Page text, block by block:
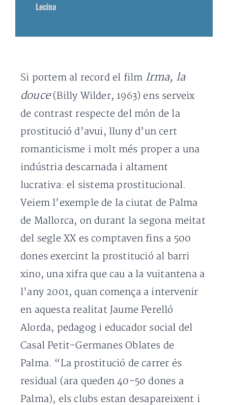
Lecina
Si portem al record el film Irma, la
douce (Billy Wilder, 1963) ens serveix
de contrast respecte del món de la
prostitució d’avui, lluny d’un cert
romanticisme i molt més proper a una
indústria descarnada i altament
lucrativa: el sistema prostitucional.
Veiem l’exemple de la ciutat de Palma
de Mallorca, on durant la segona meitat
del segle XX es comptaven fins a 500
dones exercint la prostitució al barri
xino, una xifra que cau a la vuitantena a
l’any 2001, quan comença a intervenir
en aquesta realitat Jaume Perelló
Alorda, pedagog i educador social del
Casal Petit-Germanes Oblates de
Palma. “La prostitució de carrer és
residual (ara queden 40-50 dones a
Palma), els clubs estan desapareixent i